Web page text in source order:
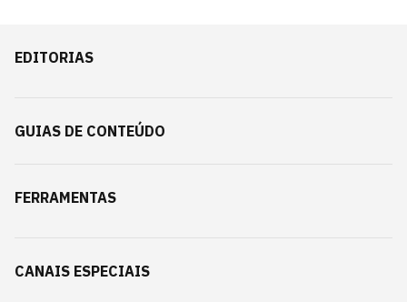
EDITORIAS
GUIAS DE CONTEÚDO
FERRAMENTAS
CANAIS ESPECIAIS